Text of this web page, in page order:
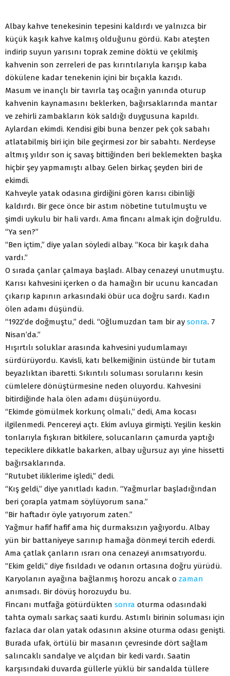
Albay kahve tenekesinin tepesini kaldırdı ve yalnızca bir
küçük kaşık kahve kalmış olduğunu gördü. Kabı ateşten
indirip suyun yarısını toprak zemine döktü ve çekilmiş
kahvenin son zerreleri de pas kırıntılarıyla karışıp kaba
dökülene kadar tenekenin içini bir bıçakla kazıdı.
Masum ve inançlı bir tavırla taş ocağın yanında oturup
kahvenin kaynamasını beklerken, bağırsaklarında mantar
ve zehirli zambakların kök saldığı duygusuna kapıldı.
Aylardan ekimdi. Kendisi gibi buna benzer pek çok sabahı
atlatabilmiş biri için bile geçirmesi zor bir sabahtı. Nerdeyse
altmış yıldır son iç savaş bittiğinden beri beklemekten başka
hiçbir şey yapmamıştı albay. Gelen birkaç şeyden biri de
ekimdi.
Kahveyle yatak odasına girdiğini gören karısı cibinliği
kaldırdı. Bir gece önce bir astım nöbetine tutulmuştu ve
şimdi uykulu bir hali vardı. Ama fincanı almak için doğruldu.
“Ya sen?”
“Ben içtim,” diye yalan söyledi albay. “Koca bir kaşık daha
vardı.”
O sırada çanlar çalmaya başladı. Albay cenazeyi unutmuştu.
Karısı kahvesini içerken o da hamağın bir ucunu kancadan
çıkarıp kapının arkasındaki öbür uca doğru sardı. Kadın
ölen adamı düşündü.
“1922’de doğmuştu,” dedi. “Oğlumuzdan tam bir ay sonra. 7
Nisan’da.”
Hışırtılı soluklar arasında kahvesini yudumlamayı
sürdürüyordu. Kavisli, katı belkemiğinin üstünde bir tutam
beyazlıktan ibaretti. Sıkıntılı soluması sorularını kesin
cümlelere dönüştürmesine neden oluyordu. Kahvesini
bitirdiğinde hala ölen adamı düşünüyordu.
“Ekimde gömülmek korkunç olmalı,” dedi, Ama kocası
ilgilenmedi. Pencereyi açtı. Ekim avluya girmişti. Yeşilin keskin
tonlarıyla fışkıran bitkilere, solucanların çamurda yaptığı
tepeciklere dikkatle bakarken, albay uğursuz ayı yine hissetti
bağırsaklarında.
“Rutubet iliklerime işledi,” dedi.
“Kış geldi,” diye yanıtladı kadın. “Yağmurlar başladığından
beri çorapla yatmam söylüyorum sana.”
“Bir haftadır öyle yatıyorum zaten.”
Yağmur hafif hafif ama hiç durmaksızın yağıyordu. Albay
yün bir battaniyeye sarınıp hamağa dönmeyi tercih ederdi.
Ama çatlak çanların ısrarı ona cenazeyi anımsatıyordu.
“Ekim geldi,” diye fısıldadı ve odanın ortasına doğru yürüdü.
Karyolanın ayağına bağlanmış horozu ancak o zaman
anımsadı. Bir dövüş horozuydu bu.
Fincanı mutfağa götürdükten sonra oturma odasındaki
tahta oymalı sarkaç saati kurdu. Astımlı birinin soluması için
fazlaca dar olan yatak odasının aksine oturma odası genişti.
Burada ufak, örtülü bir masanın çevresinde dört sağlam
salıncaklı sandalye ve alçıdan bir kedi vardı. Saatin
karşısındaki duvarda güllerle yüklü bir sandalda tüllere